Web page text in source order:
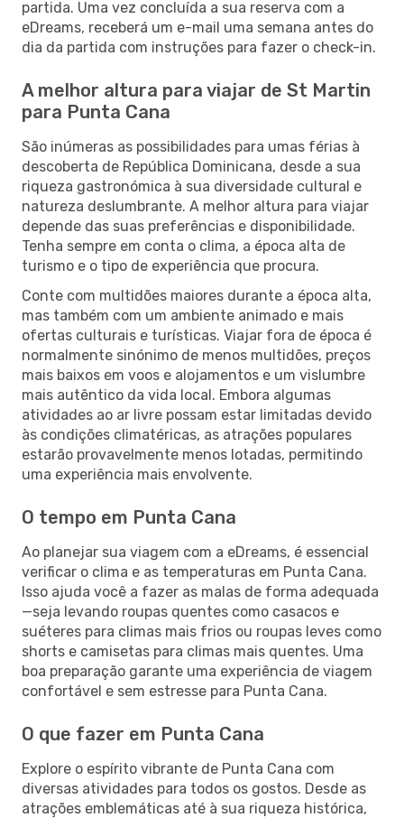
partida. Uma vez concluída a sua reserva com a
eDreams, receberá um e-mail uma semana antes do
dia da partida com instruções para fazer o check-in.
A melhor altura para viajar de St Martin
para Punta Cana
São inúmeras as possibilidades para umas férias à
descoberta de República Dominicana, desde a sua
riqueza gastronómica à sua diversidade cultural e
natureza deslumbrante. A melhor altura para viajar
depende das suas preferências e disponibilidade.
Tenha sempre em conta o clima, a época alta de
turismo e o tipo de experiência que procura.
Conte com multidões maiores durante a época alta,
mas também com um ambiente animado e mais
ofertas culturais e turísticas. Viajar fora de época é
normalmente sinónimo de menos multidões, preços
mais baixos em voos e alojamentos e um vislumbre
mais autêntico da vida local. Embora algumas
atividades ao ar livre possam estar limitadas devido
às condições climatéricas, as atrações populares
estarão provavelmente menos lotadas, permitindo
uma experiência mais envolvente.
O tempo em Punta Cana
Ao planejar sua viagem com a eDreams, é essencial
verificar o clima e as temperaturas em Punta Cana.
Isso ajuda você a fazer as malas de forma adequada
—seja levando roupas quentes como casacos e
suéteres para climas mais frios ou roupas leves como
shorts e camisetas para climas mais quentes. Uma
boa preparação garante uma experiência de viagem
confortável e sem estresse para Punta Cana.
O que fazer em Punta Cana
Explore o espírito vibrante de Punta Cana com
diversas atividades para todos os gostos. Desde as
atrações emblemáticas até à sua riqueza histórica,